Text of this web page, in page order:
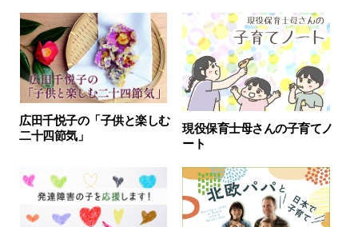
広田千悦子の「子供と楽しむ
二十四節気」
現役保育士母さんの子育てノ
ート